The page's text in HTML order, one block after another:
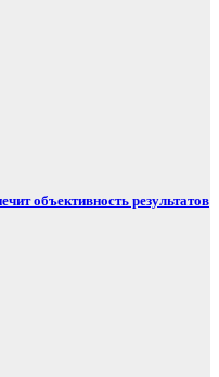
объективность результатов